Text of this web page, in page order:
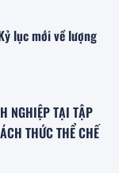
lục mới về lượng
NGHIỆP TẠI TẬP
THỨC THỂ CHẾ